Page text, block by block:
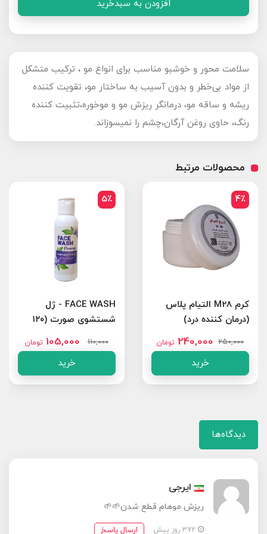
افزودن به سبدخرید
سلامت محور و خوشبو مناسب برای انواع مو ، ترکیب متشکل
از مواد بی‌خطر و بدون آسیب به ساختار مو، تقویت کننده
ریشه و ساقه مو، درمانگر ریزش مو و موخوره،تثبیت کننده
رنگ، حاوی روغن آرگان،چشم را نمیسوزاند.
محصولات مرتبط
4٪
کرم M28 التیام پلاس
(درمان کننده درد)
250,000
240,000 تومان
خرید
5٪
FACE WASH - ژل
شستشوی صورت (۱۲۰
110,000
105,000 تومان
خرید
دیدگاه‌ها
ایرجی
ریزش موهام قطع شدن🌱🌱
ارسال پاسخ